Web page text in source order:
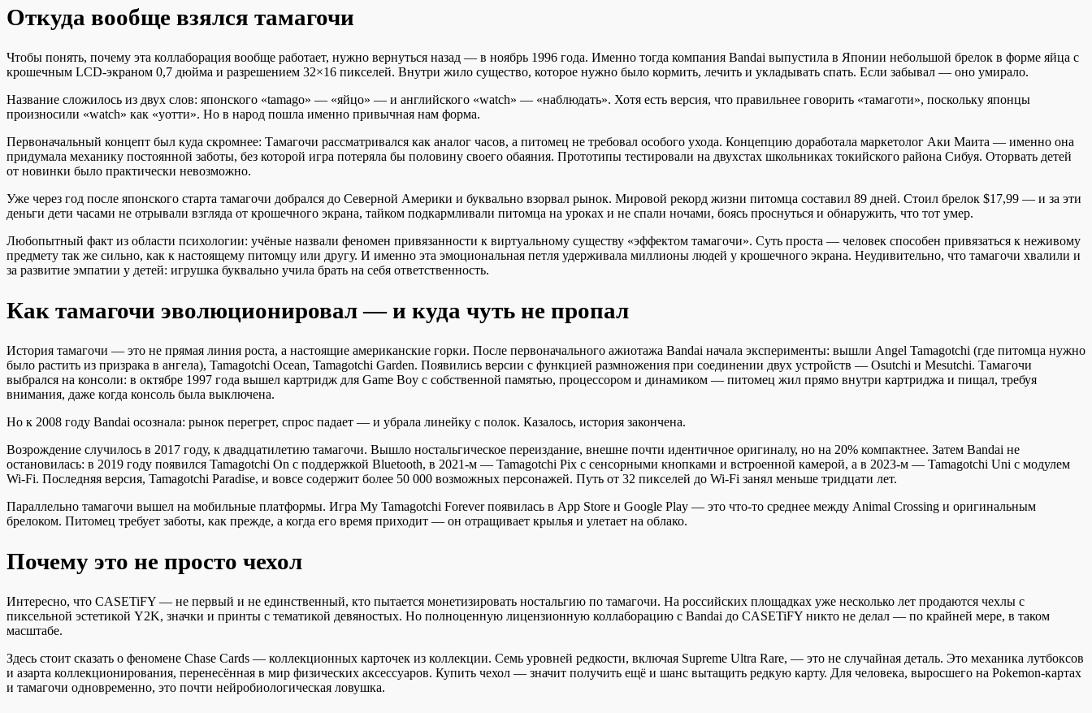
Откуда вообще взялся тамагочи
Чтобы понять, почему эта коллаборация вообще работает, нужно вернуться назад — в ноябрь 1996 года. Именно тогда компания Bandai выпустила в Японии небольшой брелок в форме яйца с
крошечным LCD-экраном 0,7 дюйма и разрешением 32×16 пикселей. Внутри жило существо, которое нужно было кормить, лечить и укладывать спать. Если забывал — оно умирало.
Название сложилось из двух слов: японского «tamago» — «яйцо» — и английского «watch» — «наблюдать». Хотя есть версия, что правильнее говорить «тамаготи», поскольку японцы
произносили «watch» как «уотти». Но в народ пошла именно привычная нам форма.
Первоначальный концепт был куда скромнее: Тамагочи рассматривался как аналог часов, а питомец не требовал особого ухода. Концепцию доработала маркетолог Аки Маита — именно она
придумала механику постоянной заботы, без которой игра потеряла бы половину своего обаяния. Прототипы тестировали на двухстах школьниках токийского района Сибуя. Оторвать детей
от новинки было практически невозможно.
Уже через год после японского старта тамагочи добрался до Северной Америки и буквально взорвал рынок. Мировой рекорд жизни питомца составил 89 дней. Стоил брелок $17,99 — и за эти
деньги дети часами не отрывали взгляда от крошечного экрана, тайком подкармливали питомца на уроках и не спали ночами, боясь проснуться и обнаружить, что тот умер.
Любопытный факт из области психологии: учёные назвали феномен привязанности к виртуальному существу «эффектом тамагочи». Суть проста — человек способен привязаться к неживому
предмету так же сильно, как к настоящему питомцу или другу. И именно эта эмоциональная петля удерживала миллионы людей у крошечного экрана. Неудивительно, что тамагочи хвалили и
за развитие эмпатии у детей: игрушка буквально учила брать на себя ответственность.
Как тамагочи эволюционировал — и куда чуть не пропал
История тамагочи — это не прямая линия роста, а настоящие американские горки. После первоначального ажиотажа Bandai начала эксперименты: вышли Angel Tamagotchi (где питомца нужно
было растить из призрака в ангела), Tamagotchi Ocean, Tamagotchi Garden. Появились версии с функцией размножения при соединении двух устройств — Osutchi и Mesutchi. Тамагочи
выбрался на консоли: в октябре 1997 года вышел картридж для Game Boy с собственной памятью, процессором и динамиком — питомец жил прямо внутри картриджа и пищал, требуя
внимания, даже когда консоль была выключена.
Но к 2008 году Bandai осознала: рынок перегрет, спрос падает — и убрала линейку с полок. Казалось, история закончена.
Возрождение случилось в 2017 году, к двадцатилетию тамагочи. Вышло ностальгическое переиздание, внешне почти идентичное оригиналу, но на 20% компактнее. Затем Bandai не
остановилась: в 2019 году появился Tamagotchi On с поддержкой Bluetooth, в 2021-м — Tamagotchi Pix с сенсорными кнопками и встроенной камерой, а в 2023-м — Tamagotchi Uni с модулем
Wi-Fi. Последняя версия, Tamagotchi Paradise, и вовсе содержит более 50 000 возможных персонажей. Путь от 32 пикселей до Wi-Fi занял меньше тридцати лет.
Параллельно тамагочи вышел на мобильные платформы. Игра My Tamagotchi Forever появилась в App Store и Google Play — это что-то среднее между Animal Crossing и оригинальным
брелоком. Питомец требует заботы, как прежде, а когда его время приходит — он отращивает крылья и улетает на облако.
Почему это не просто чехол
Интересно, что CASETiFY — не первый и не единственный, кто пытается монетизировать ностальгию по тамагочи. На российских площадках уже несколько лет продаются чехлы с
пиксельной эстетикой Y2K, значки и принты с тематикой девяностых. Но полноценную лицензионную коллаборацию с Bandai до CASETiFY никто не делал — по крайней мере, в таком
масштабе.
Здесь стоит сказать о феномене Chase Cards — коллекционных карточек из коллекции. Семь уровней редкости, включая Supreme Ultra Rare, — это не случайная деталь. Это механика лутбоксов
и азарта коллекционирования, перенесённая в мир физических аксессуаров. Купить чехол — значит получить ещё и шанс вытащить редкую карту. Для человека, выросшего на Pokemon-картах
и тамагочи одновременно, это почти нейробиологическая ловушка.